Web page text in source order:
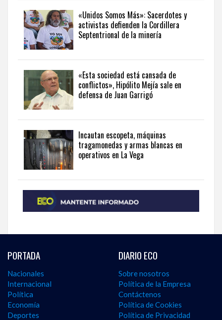
latest
news
from
Dominican
English.
«Unidos Somos Más»: Sacerdotes y
activistas defienden la Cordillera
Septentrional de la minería
«Esta sociedad está cansada de
conflictos», Hipólito Mejía sale en
defensa de Juan Garrigó
Incautan escopeta, máquinas
tragamonedas y armas blancas en
operativos en La Vega
PORTADA
Nacionales
Internacional
Política
Economía
Deportes
DIARIO ECO
Sobre nosotros
Política de la Empresa
Contáctenos
Política de Cookies
Política de Privacidad